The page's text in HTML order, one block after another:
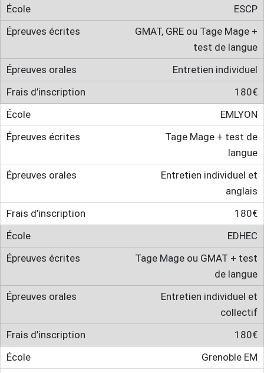
ESCP
GMAT, GRE ou Tage Mage +
test de langue
Entretien individuel
180€
EMLYON
Tage Mage + test de
langue
Entretien individuel et
anglais
180€
EDHEC
Tage Mage ou GMAT + test
de langue
Entretien individuel et
collectif
180€
Grenoble EM